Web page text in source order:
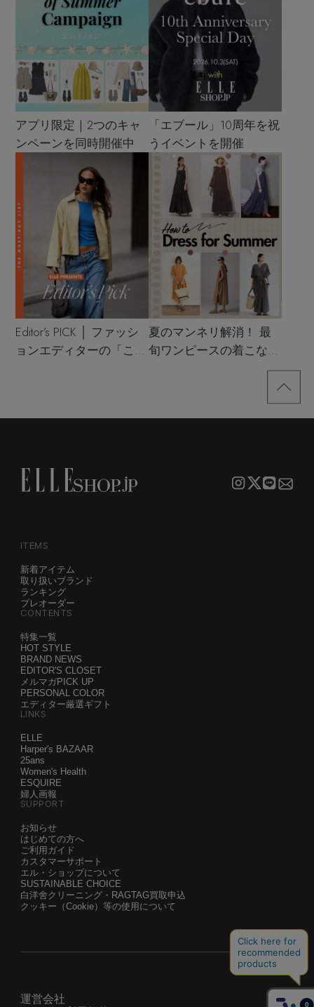
アプリ限定｜2つのキャ
ンペーンを同時開催中
「エブール」10周年を祝
うイベントを開催
Editor’s PICK │ ファッシ
ョンエディターの「これ
夏のマンネリ解消！ 最
旬ワンピースの着こなし
ITEMS
新着アイテム
取り扱いブランド
ランキング
プレオーダー
CONTENTS
特集一覧
HOT STYLE
BRAND NEWS
EDITOR'S CLOSET
メルマガPICK UP
PERSONAL COLOR
エディター厳選ギフト
LINKS
ELLE
Harper's BAZAAR
25ans
Women's Health
ESQUIRE
婦人画報
SUPPORT
お知らせ
はじめての方へ
ご利用ガイド
カスタマーサポート
エル・ショップについて
SUSTAINABLE CHOICE
白洋舍クリーニング・RAGTAG買取申込
クッキー（Cookie）等の使用について
運営会社